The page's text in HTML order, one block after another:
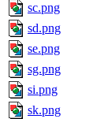
sc.png
sd.png
se.png
sg.png
si.png
sk.png